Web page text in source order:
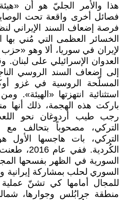
هذا والأمر الجليّ هو أن
فصائل أخرى واقعة تحت
فرصة إضعاف السند الإيراني
الخسائر العظمى التي مُني بها
لإيران في سوريا، ألا وهو «حزب
العدوان الإسرائيلي على
إلى إضعاف السند الروسي
المسلّحة الروسية في غزو
استثنائية انتهزتها «الهيئة».
رجب طيب أردوغان نحو
التركي، مصحوباً بتحالف
التركي، بات هاجسها الأول
الكُردية.
السورية في الظهر بفسحها
السوري لحلب بمشاركة
للمجال أمامها كي تشنّ عملية
منطقة جرابُلس وجوارها،